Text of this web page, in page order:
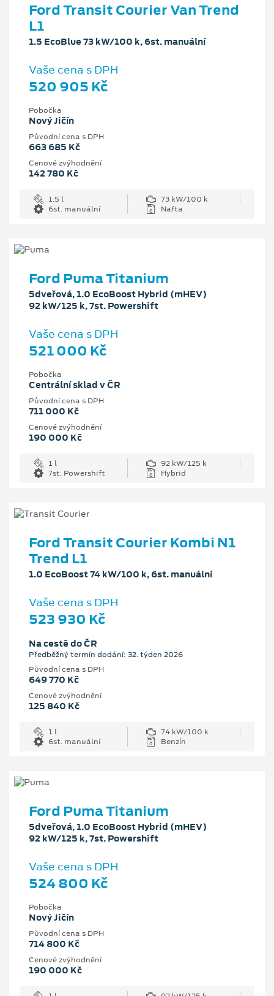
Ford Transit Courier Van Trend
L1
1.5 EcoBlue 73 kW/100 k, 6st. manuální
Vaše cena s DPH
520 905 Kč
Pobočka
Nový Jičín
Původní cena s DPH
663 685 Kč
Cenové zvýhodnění
142 780 Kč
1.5 l
73 kW/100 k
6st. manuální
Nafta
Ford Puma Titanium
5dveřová, 1.0 EcoBoost Hybrid (mHEV)
92 kW/125 k, 7st. Powershift
Vaše cena s DPH
521 000 Kč
Pobočka
Centrální sklad v ČR
Původní cena s DPH
711 000 Kč
Cenové zvýhodnění
190 000 Kč
1 l
92 kW/125 k
7st. Powershift
Hybrid
Ford Transit Courier Kombi N1
Trend L1
1.0 EcoBoost 74 kW/100 k, 6st. manuální
Vaše cena s DPH
523 930 Kč
Na cestě do ČR
Předběžný termín dodání: 32. týden 2026
Původní cena s DPH
649 770 Kč
Cenové zvýhodnění
125 840 Kč
1 l
74 kW/100 k
6st. manuální
Benzín
Ford Puma Titanium
5dveřová, 1.0 EcoBoost Hybrid (mHEV)
92 kW/125 k, 7st. Powershift
Vaše cena s DPH
524 800 Kč
Pobočka
Nový Jičín
Původní cena s DPH
714 800 Kč
Cenové zvýhodnění
190 000 Kč